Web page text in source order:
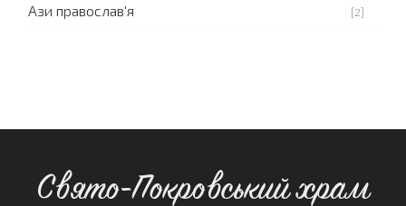
Ази православ'я [2]
Свято-Покровський храм